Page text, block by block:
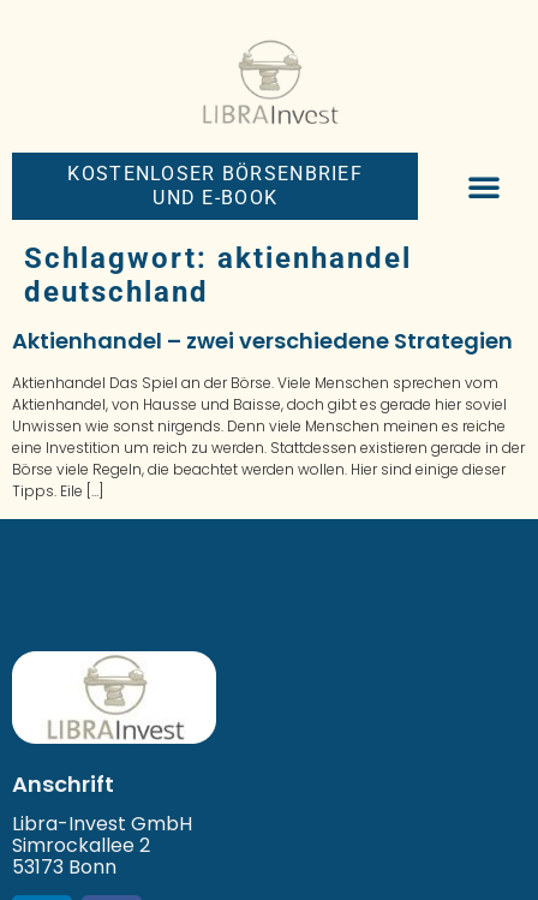
KOSTENLOSER BÖRSENBRIEF
UND E-BOOK
Schlagwort: aktienhandel
deutschland
Aktienhandel – zwei verschiedene Strategien
Aktienhandel Das Spiel an der Börse. Viele Menschen sprechen vom
Aktienhandel, von Hausse und Baisse, doch gibt es gerade hier soviel
Unwissen wie sonst nirgends. Denn viele Menschen meinen es reiche
eine Investition um reich zu werden. Stattdessen existieren gerade in der
Börse viele Regeln, die beachtet werden wollen. Hier sind einige dieser
Tipps. Eile […]
Anschrift
Libra-Invest GmbH
Simrockallee 2
53173 Bonn